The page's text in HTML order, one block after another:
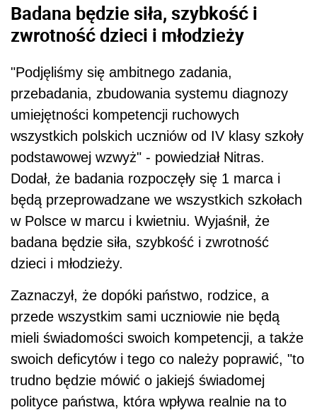
Badana będzie siła, szybkość i
zwrotność dzieci i młodzieży
"Podjęliśmy się ambitnego zadania,
przebadania, zbudowania systemu diagnozy
umiejętności kompetencji ruchowych
wszystkich polskich uczniów od IV klasy szkoły
podstawowej wzwyż" - powiedział Nitras.
Dodał, że badania rozpoczęły się 1 marca i
będą przeprowadzane we wszystkich szkołach
w Polsce w marcu i kwietniu. Wyjaśnił, że
badana będzie siła, szybkość i zwrotność
dzieci i młodzieży.
Zaznaczył, że dopóki państwo, rodzice, a
przede wszystkim sami uczniowie nie będą
mieli świadomości swoich kompetencji, a także
swoich deficytów i tego co należy poprawić, "to
trudno będzie mówić o jakiejś świadomej
polityce państwa, która wpływa realnie na to